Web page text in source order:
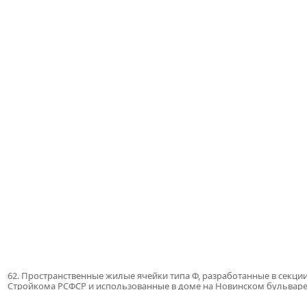
62. Пространственные жилые ячейки типа Ф, разработанные в
Стройкома РСФСР и использованные в доме на Новинском бульваре